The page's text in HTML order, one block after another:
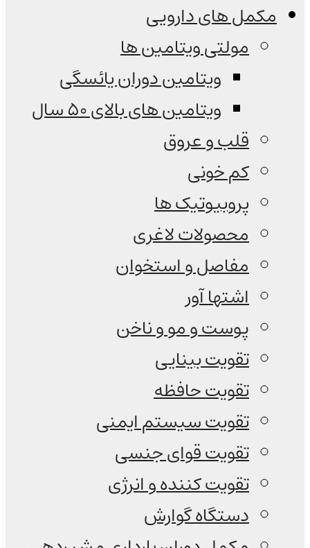
مکمل های دارویی
مولتی ویتامین ها
ویتامین دوران یائسگی
ویتامین های بالای 50 سال
قلب و عروق
کم خونی
پروبیوتیک ها
محصولات لاغری
مفاصل و استخوان
اشتها آور
پوست و مو و ناخن
تقویت بینایی
تقویت حافظه
تقویت سیستم ایمنی
تقویت قوای جنسی
تقویت کننده و انرژی
دستگاه گوارش